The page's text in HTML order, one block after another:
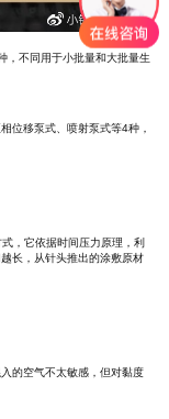
，不同用于小批量和大批量生
位移泵式、喷射泵式等4种，
，它依据时间压力原理，利
长，从针头推出的涂敷原材
的空气不太敏感，但对黏度